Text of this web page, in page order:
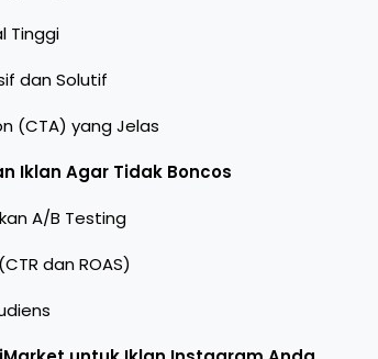
Tinggi
dan Solutif
(CTA) yang Jelas
Iklan Agar Tidak Boncos
A/B Testing
dan ROAS)